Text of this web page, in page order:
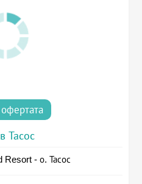
Тасос
- о. Тасос